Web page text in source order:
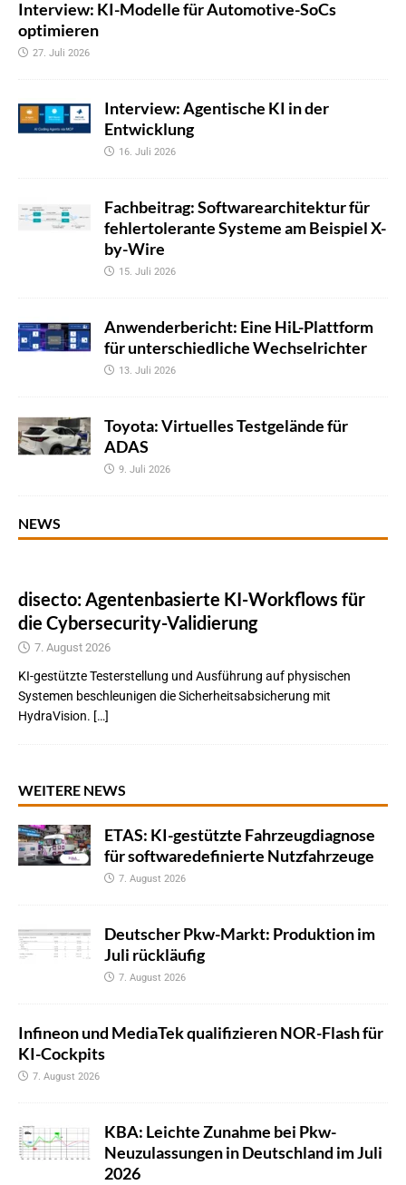
Interview: KI-Modelle für Automotive-SoCs
optimieren
27. Juli 2026
Interview: Agentische KI in der
Entwicklung
16. Juli 2026
Fachbeitrag: Softwarearchitektur für
fehlertolerante Systeme am Beispiel X-
by-Wire
15. Juli 2026
Anwenderbericht: Eine HiL-Plattform
für unterschiedliche Wechselrichter
13. Juli 2026
Toyota: Virtuelles Testgelände für
ADAS
9. Juli 2026
NEWS
disecto: Agentenbasierte KI-Workflows für
die Cybersecurity-Validierung
7. August 2026
KI-gestützte Testerstellung und Ausführung auf physischen
Systemen beschleunigen die Sicherheitsabsicherung mit
HydraVision. […]
WEITERE NEWS
ETAS: KI-gestützte Fahrzeugdiagnose
für softwaredefinierte Nutzfahrzeuge
7. August 2026
Deutscher Pkw-Markt: Produktion im
Juli rückläufig
7. August 2026
Infineon und MediaTek qualifizieren NOR-Flash für
KI-Cockpits
7. August 2026
KBA: Leichte Zunahme bei Pkw-
Neuzulassungen in Deutschland im Juli
2026